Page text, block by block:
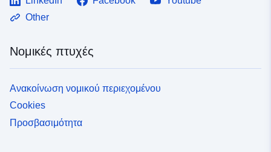
Other
Νομικές πτυχές
Ανακοίνωση νομικού περιεχομένου
Cookies
Προσβασιμότητα